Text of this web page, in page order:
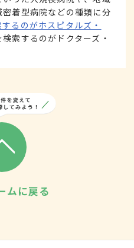
着型病院などの種類に分
するのがホスピタルズ・
索するのがドクターズ・
ムに戻る